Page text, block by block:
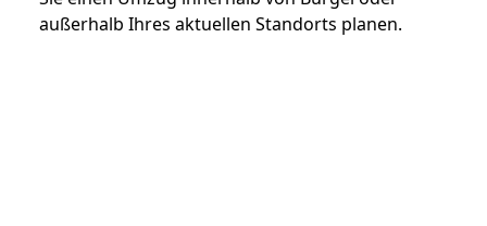
außerhalb Ihres aktuellen Standorts planen.